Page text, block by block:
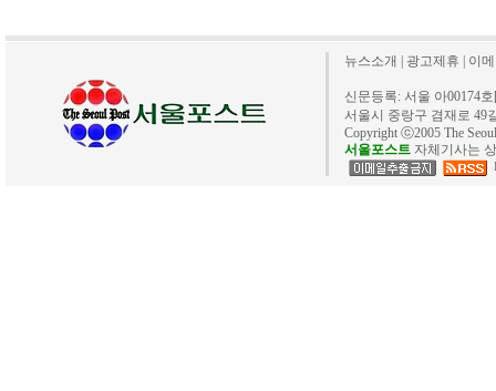
뉴스소개 광고제휴 이
신문등록: 서울 아00174
서울시 중랑구 겸재로 49
Copyright ⓒ2005 The
서울포스트 자체기사는